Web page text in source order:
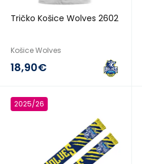
Tričko Košice Wolves 2602
Košice Wolves
18,90€
2025/26